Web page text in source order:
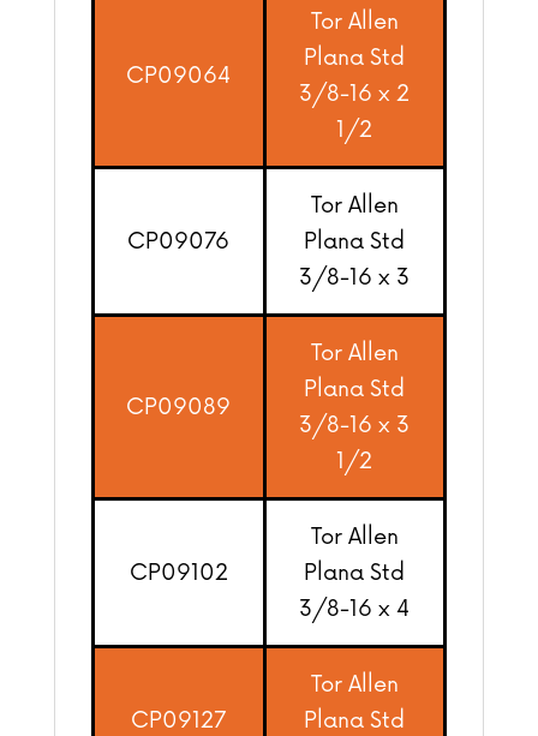
CP09064
Tor Allen
Plana Std
3/8-16 x 2
1/2
CP09076
Tor Allen
Plana Std
3/8-16 x 3
CP09089
Tor Allen
Plana Std
3/8-16 x 3
1/2
CP09102
Tor Allen
Plana Std
3/8-16 x 4
CP09127
Tor Allen
Plana Std